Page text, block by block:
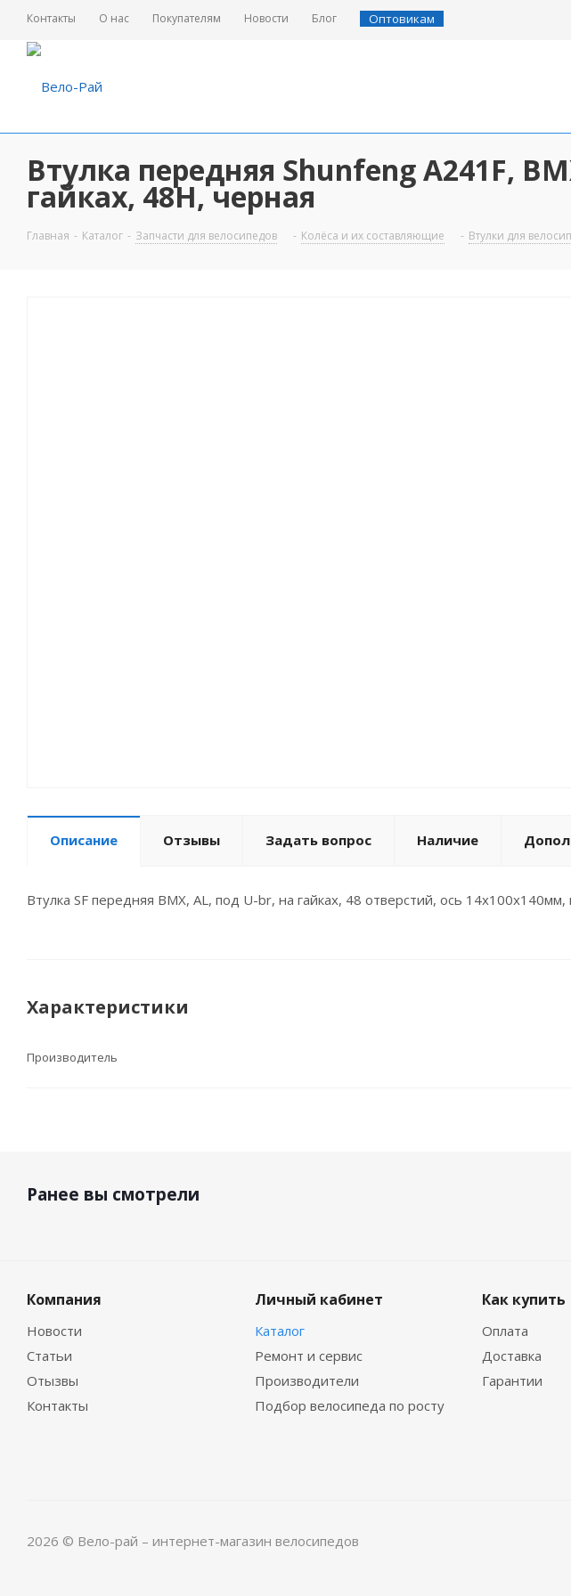
Контакты О нас Покупателям Новости Блог Оптовикам
Втулка передняя Shunfeng A241F,
гайках, 48H, черная
Главная - Каталог - Запчасти для велосипедов - Колёса и их составляющие - Втулки для
Описание Отзывы Задать вопрос Наличие
Втулка SF передняя BMX, AL, под U-br, на гайках, 48 отверстий, ось
Характеристики
Производитель
Ранее вы смотрели
Компания
Новости
Статьи
Отызвы
Контакты
Личный кабинет
Каталог
Ремонт и сервис
Производители
Подбор велосипеда по росту
Как купить
Оплата
Доставка
Гарантии
2026 © Вело-рай – интернет-магазин велосипедов